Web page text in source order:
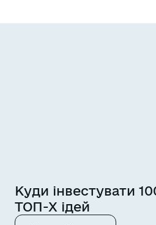
Куди інвестувати
ТОП-Х ідей